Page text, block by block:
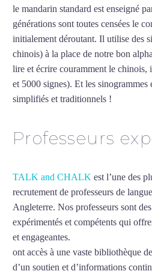
le mandarin standard est enseigné
générations sont toutes censées le
initialement déroutant. Il utilise des
chinois) à la place de notre bon
lire et écrire couramment le chinois,
et 5000 signes). Et les sinogrammes
simplifiés et traditionnels !
Professeurs
TALK and CHALK est l’une des
recrutement de professeurs de
Angleterre. Nos professeurs sont
expérimentés et compétents qui
et engageantes.
ont accès à une vaste bibliothèque
d’un soutien et d’informations